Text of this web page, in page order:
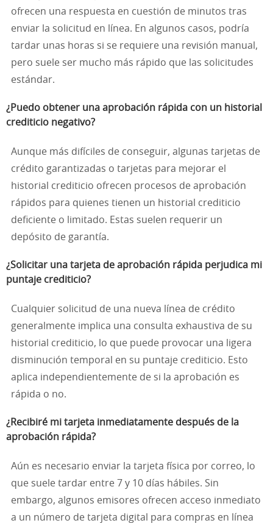
ofrecen una respuesta en cuestión de minutos tras
enviar la solicitud en línea. En algunos casos, podría
tardar unas horas si se requiere una revisión manual,
pero suele ser mucho más rápido que las solicitudes
estándar.
¿Puedo obtener una aprobación rápida con un historial
crediticio negativo?
Aunque más difíciles de conseguir, algunas tarjetas de
crédito garantizadas o tarjetas para mejorar el
historial crediticio ofrecen procesos de aprobación
rápidos para quienes tienen un historial crediticio
deficiente o limitado. Estas suelen requerir un
depósito de garantía.
¿Solicitar una tarjeta de aprobación rápida perjudica mi
puntaje crediticio?
Cualquier solicitud de una nueva línea de crédito
generalmente implica una consulta exhaustiva de su
historial crediticio, lo que puede provocar una ligera
disminución temporal en su puntaje crediticio. Esto
aplica independientemente de si la aprobación es
rápida o no.
¿Recibiré mi tarjeta inmediatamente después de la
aprobación rápida?
Aún es necesario enviar la tarjeta física por correo, lo
que suele tardar entre 7 y 10 días hábiles. Sin
embargo, algunos emisores ofrecen acceso inmediato
a un número de tarjeta digital para compras en línea